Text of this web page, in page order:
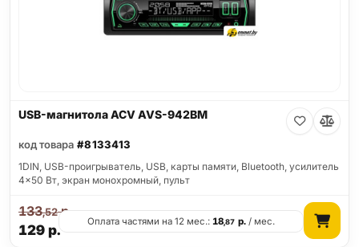
USB-магнитола ACV AVS-942BM
код товара #8133413
1DIN, USB-проигрыватель, USB, карты памяти, Bluetooth, усилитель
4x50 Вт, экран монохромный, пульт
129р.
133,52р.
Оплата частями на 12 мес.:18,87 р./ мес.